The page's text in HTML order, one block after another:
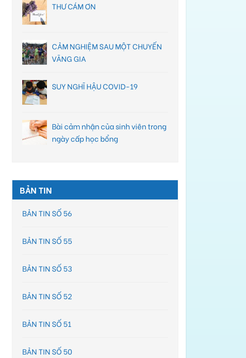
THƯ CÁM ƠN
CẢM NGHIỆM SAU MỘT CHUYẾN
VÃNG GIA
SUY NGHĨ HẬU COVID-19
Bài cảm nhận của sinh viên trong
ngày cấp học bổng
BẢN TIN
BẢN TIN SỐ 56
BẢN TIN SỐ 55
BẢN TIN SỐ 53
BẢN TIN SỐ 52
BẢN TIN SỐ 51
BẢN TIN SỐ 50